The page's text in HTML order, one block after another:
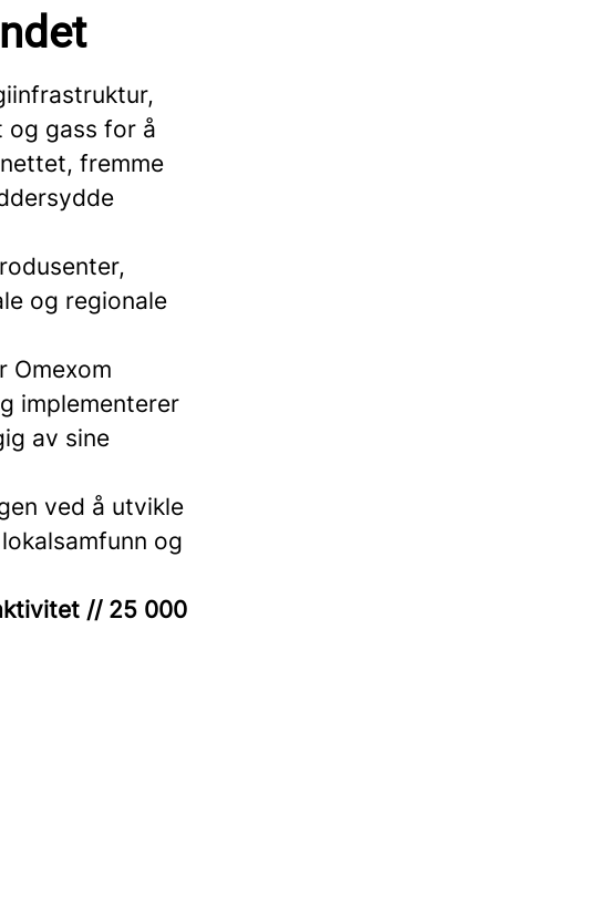
og gass for å
fremme
og regionale
Omexom
implementerer
av sine
ved å utvikle
og
// 25 000